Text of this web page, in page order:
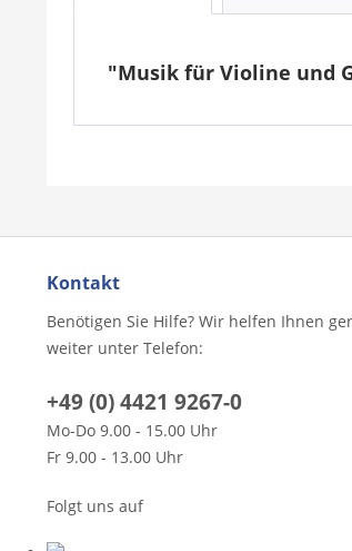
"Musik für Violine und
Kontakt
Benötigen Sie Hilfe? Wir helfen Ihnen
weiter unter Telefon:
+49 (0) 4421 9267-0
Mo-Do 9.00 - 15.00 Uhr
Fr 9.00 - 13.00 Uhr
Folgt uns auf